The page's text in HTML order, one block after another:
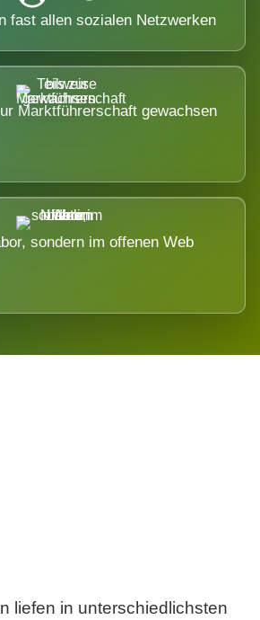
fast allen sozialen Netzwerken
Marktführerschaft gewachsen
sondern im offenen Web
liefen in unterschiedlichsten